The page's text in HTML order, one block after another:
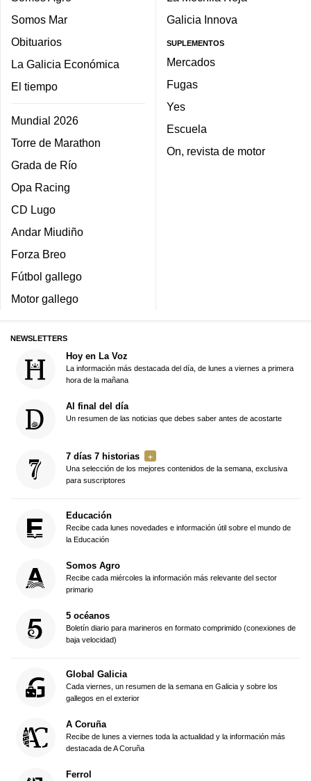
Somos Mar
Obituarios
La Galicia Económica
El tiempo
Mundial 2026
Torre de Marathon
Grada de Río
Opa Racing
CD Lugo
Andar Miudiño
Forza Breo
Fútbol gallego
Motor gallego
Galicia Innova
SUPLEMENTOS
Mercados
Fugas
Yes
Escuela
On, revista de motor
NEWSLETTERS
Hoy en La Voz
La información más destacada del día, de lunes a viernes a primera
hora de la mañana
Al final del día
Un resumen de las noticias que debes saber antes de acostarte
7 días 7 historias
Una selección de los mejores contenidos de la semana, exclusiva
para suscriptores
Educación
Recibe cada lunes novedades e información útil sobre el mundo de
la Educación
Somos Agro
Recibe cada miércoles la información más relevante del sector
primario
5 océanos
Boletín diario para marineros en formato comprimido (conexiones de
baja velocidad)
Global Galicia
Cada viernes, un resumen de la semana en Galicia y sobre los
gallegos en el exterior
A Coruña
Recibe de lunes a viernes toda la actualidad y la información más
destacada de A Coruña
Ferrol